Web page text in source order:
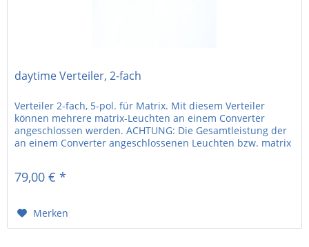
daytime Verteiler, 2-fach
Verteiler 2-fach, 5-pol. für Matrix. Mit diesem Verteiler
können mehrere matrix-Leuchten an einem Converter
angeschlossen werden. ACHTUNG: Die Gesamtleistung der
an einem Converter angeschlossenen Leuchten bzw. matrix
79,00 € *
Merken